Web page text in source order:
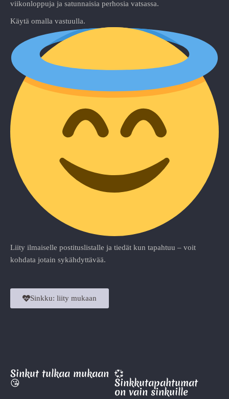
viikonloppuja ja satunnaisia perhosia vatsassa.
Käytä omalla vastuulla.
Liity ilmaiselle postituslistalle ja tiedät kun tapahtuu – voit
kohdata jotain sykähdyttävää.
Sinkku: liity mukaan
Sinkut tulkaa mukaan
😘
💞
Sinkkutapahtumat
on vain sinkuille